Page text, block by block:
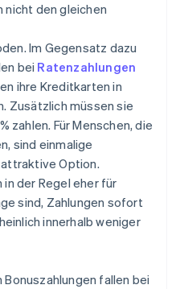
nicht den gleichen
Im Gegensatz dazu
bei Ratenzahlungen
ihre Kreditkarten in
Zusätzlich müssen sie
zahlen. Für Menschen, die
sind einmalige
Option.
in der Regel eher für
sind, Zahlungen sofort
innerhalb weniger
fallen bei